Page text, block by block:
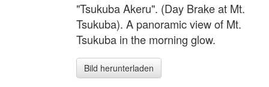
"Tsukuba Akeru". (Day Brake at Mt.
Tsukuba). A panoramic view of Mt.
Tsukuba in the morning glow.
Bild herunterladen